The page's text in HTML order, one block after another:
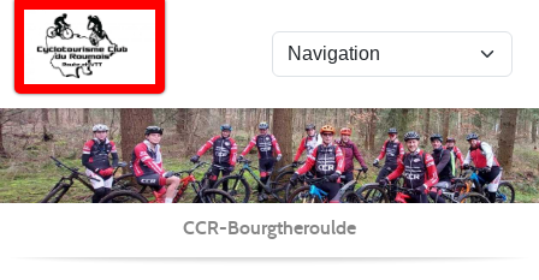
CCR-Bourgtheroulde
Panneau de gestion des cookies